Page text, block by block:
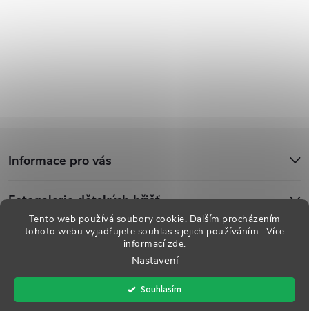
Tento web používá soubory cookie. Dalším procházením
tohoto webu vyjadřujete souhlas s jejich používáním.. Více
informacízde.
Nastavení
Souhlasím
p
Informace pro vás
Fotogalerie dětských hřišť
Vytvořil Shoptet
Dětská hřiště . Všechna práva vyhrazena.
nastavení cookies